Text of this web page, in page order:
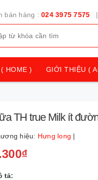
bán hàng : 024 3975 7575 |
HOME ) GIỚI THIỆU (
TH true Milk ít
hiệu: Hưng long |
tả: